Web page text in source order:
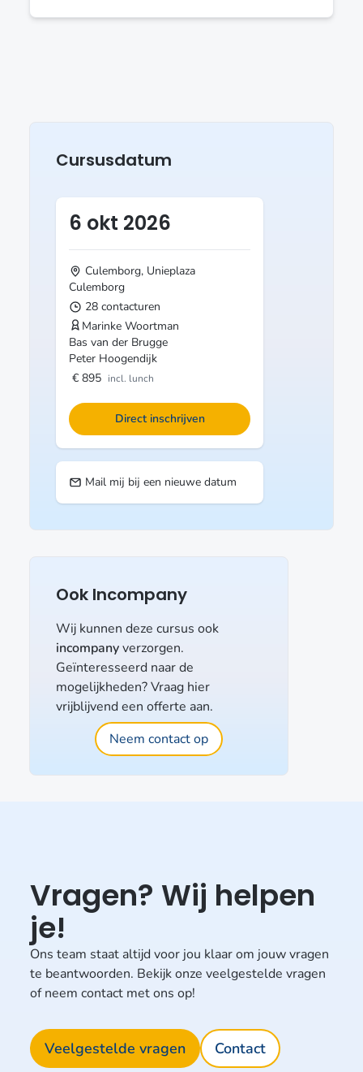
Cursusdatum
6 okt 2026
Culemborg, Unieplaza
Culemborg
28 contacturen
Marinke Woortman
Bas van der Brugge
Peter Hoogendijk
€ 895 incl. lunch
Direct inschrijven
Mail mij bij een nieuwe datum
Ook Incompany
Wij kunnen deze cursus ook
incompanyverzorgen.
Geïnteresseerd naar de
mogelijkheden? Vraag hier
vrijblijvend een offerte aan.
Neem contact op
Vragen? Wij helpen
je!
Ons team staat altijd voor jou klaar om jouw vragen
te beantwoorden. Bekijk onze veelgestelde vragen
of neem contact met ons op!
Veelgestelde vragen Contact